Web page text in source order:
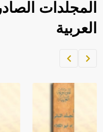
المجلدات
العربية